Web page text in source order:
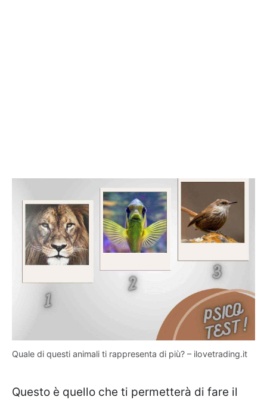
Quale di questi animali ti rappresenta di più? – ilovetrading.it
Questo è quello che ti permetterà di fare il